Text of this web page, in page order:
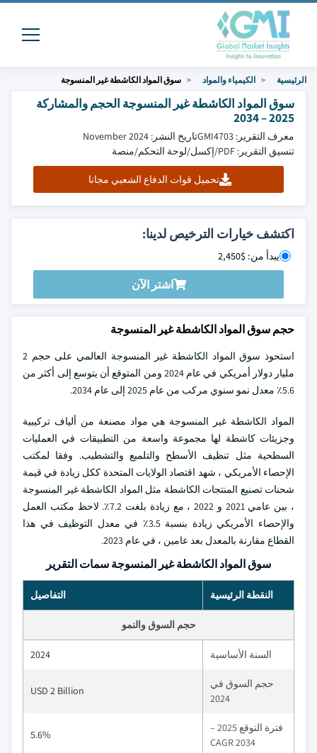
الرئيسية الكيمياء والمواد سوق المواد الكاشطة غير المنسوجة
سوق المواد الكاشطة غير المنسوجة الحجم والمشاركة
2025 – 2034
معرف التقرير: GMI4703
تاريخ النشر: November 2024
تنسيق التقرير: PDF/إكسل/لوحة التحكم/منصة
تحميل قوات الدفاع الشعبي مجانا
اكتشف خيارات الترخيص لدينا:
يبدأ من: $2,450
اشتر الآن
حجم سوق المواد الكاشطة غير المنسوجة
استحوذ سوق المواد الكاشطة غير المنسوجة العالمي على حجم 2
مليار دولار أمريكي في عام 2024 ومن المتوقع أن يتوسع إلى أكثر من
5.6٪ معدل نمو سنوي مركب من عام 2025 إلى عام 2034.
المواد الكاشطة غير المنسوجة هي مواد مصنعة من ألياف تركيبية
وجزيئات كاشطة لها مجموعة واسعة من التطبيقات في العمليات
السطحية مثل تنظيف الأسطح والتلميع والتشطيب. وفقا لمكتب
الإحصاء الأمريكي ، شهد اقتصاد الولايات المتحدة ككل زيادة في قيمة
شحنات تصنيع المنتجات الكاشطة مثل المواد الكاشطة غير المنسوجة
، بين عامي 2021 و 2022 ، مع زيادة بلغت 7.2٪. لاحظ مكتب العمل
والإحصاء الأمريكي زيادة بنسبة 3.5٪ في معدل التوظيف في هذا
القطاع مقارنة بالمعدل بعد عامين ، في عام 2023.
سوق المواد الكاشطة غير المنسوجة سمات التقرير
النقطة الرئيسية التفاصيل
حجم السوق والنمو
السنة الأساسية 2024
حجم السوق في
2024
USD 2 Billion
فترة التوقع 2025 –
2034 CAGR
5.6%